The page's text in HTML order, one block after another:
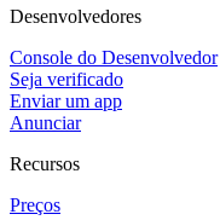
Desenvolvedores
Console do Desenvolvedor
Seja verificado
Enviar um app
Anunciar
Recursos
Preços